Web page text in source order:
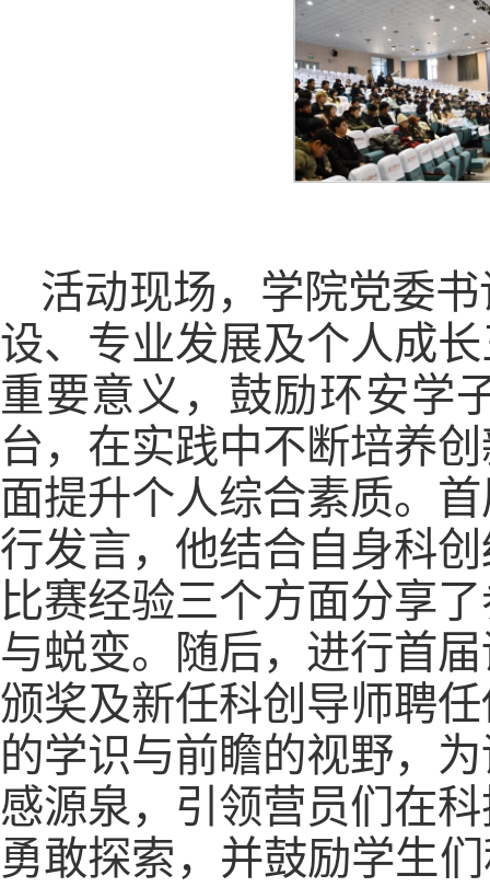
活动现场，学院党委
设、专业发展及个人成
重要意义，鼓励环安学
台，在实践中不断培养
面提升个人综合素质。
行发言，他结合自身科
比赛经验三个方面分享
与蜕变。随后，进行首
颁奖及新任科创导师聘
的学识与前瞻的视野，
感源泉，引领营员们在
勇敢探索，并鼓励学生